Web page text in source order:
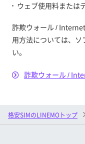
ウェブ使用料または
詐欺ウォール /
用方法については、
い。
詐欺ウォール /
格安SIMのLINEMOトップ